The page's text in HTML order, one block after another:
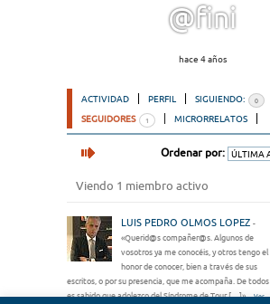
@fini
hace 4 años
ACTIVIDAD PERFIL SIGUIENDO: 0
SEGUIDORES 1 MICRORRELATOS
Ordenar por:
Viendo 1 miembro activo
LUIS PEDRO OLMOS LOPEZ -
«Querid@s compañer@s. Algunos de
vosotros ya me conocéis, y otros tengo el
honor de conocer, bien a través de sus
escritos, o por su presencia, que me acompaña. De todos
es sabido que adolezco del Síndrome de Tour […]»
Ver